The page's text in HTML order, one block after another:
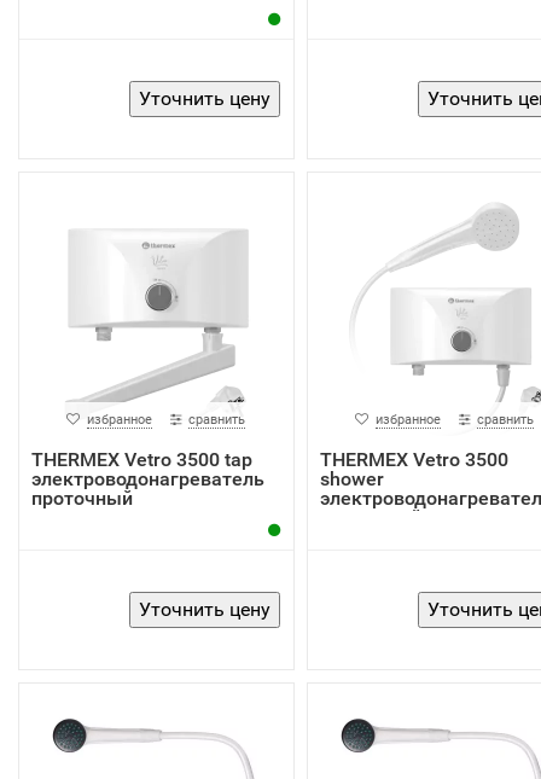
избранное сравнить
THERMEX Vetro 3500 tap
электроводонагреватель
проточный
избранное сравнить
THERMEX Vetro 3500
shower
проточный